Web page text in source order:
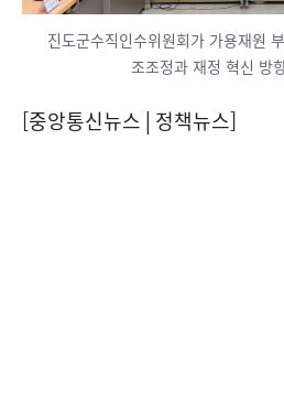
진도군수직인수위원회가 가용재원
조조정과 재정 혁신 방
[중앙통신뉴스│정책뉴스]